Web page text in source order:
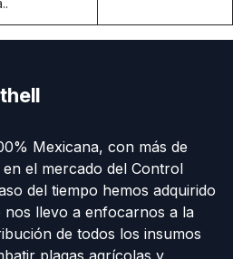
Mexicana, con más de
el mercado del Control
del tiempo hemos adquirido
nos llevo a enfocarnos a la
de todos los insumos
plagas agrícolas y